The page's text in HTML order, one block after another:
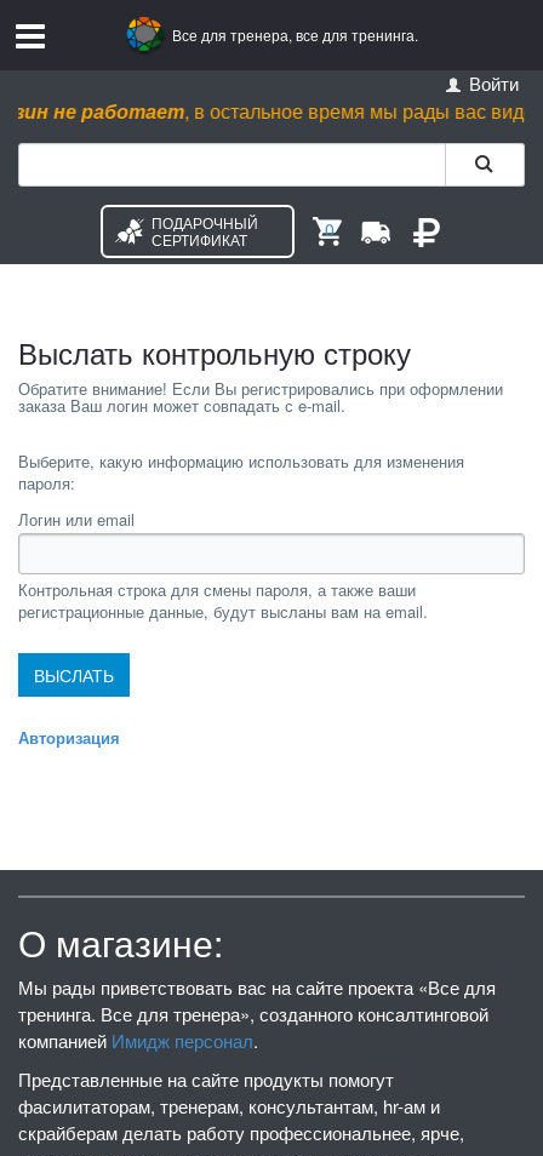
Все для тренера, все для тренинга.
Войти
не работает, в остальное время мы рады вас видеть
ПОДАРОЧНЫЙ
СЕРТИФИКАТ
0
Выслать контрольную строку
Выберите, какую информацию использовать для изменения
пароля:
Логин или email
Контрольная строка для смены пароля, а также ваши
регистрационные данные, будут высланы вам на email.
Авторизация
О магазине:
Мы рады приветствовать вас на сайте проекта «Все для
тренинга. Все для тренера», созданного консалтинговой
компанией Имидж персонал.
Представленные на сайте продукты помогут
фасилитаторам, тренерам, консультантам, hr-ам и
скрайберам делать работу профессиональнее, ярче,